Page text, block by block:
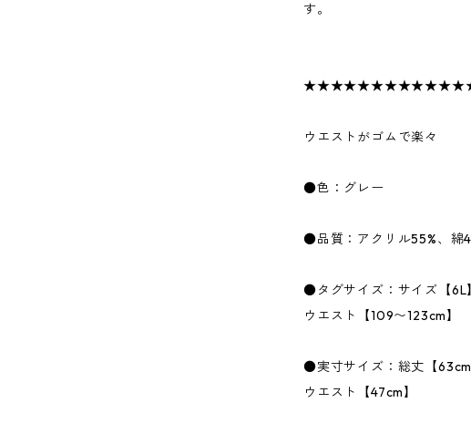
す。
ウエストがゴムで楽々
●色：グレー
●品質：アクリル55%、綿
●タグサイズ：サイズ【6L
ウエスト【109〜123cm】
●実寸サイズ：総丈【63cm
ウエスト【47cm】